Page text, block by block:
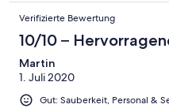
Verifizierte Bewertung
10/10 –
Martin
1. Juli 2020
Gut: Sauberkeit, Personal &